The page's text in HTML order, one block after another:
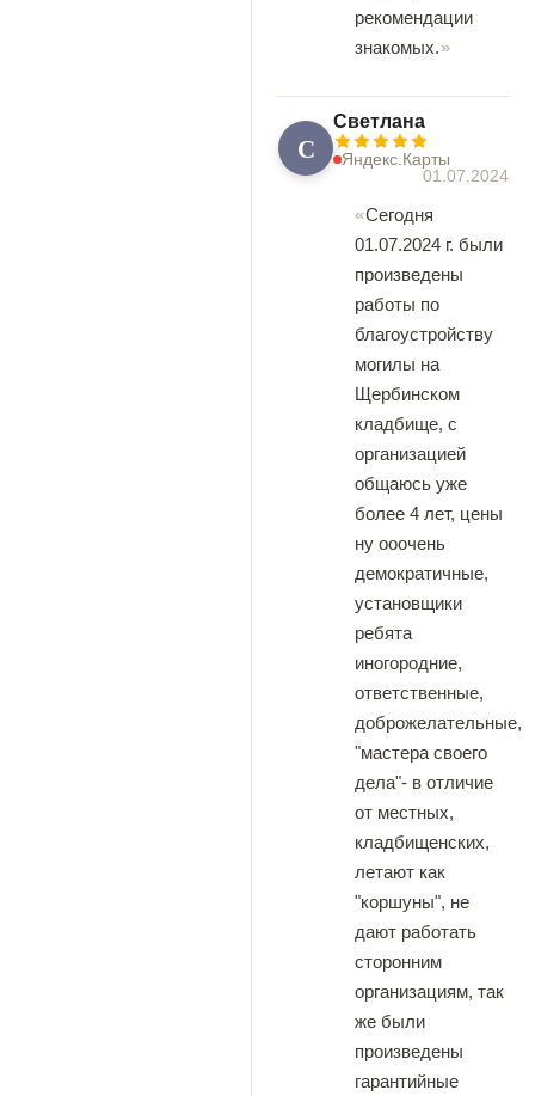
рекомендации
знакомых.
С
Светлана
Яндекс.Карты
01.07.2024
Сегодня
01.07.2024 г. были
произведены
работы по
благоустройству
могилы на
Щербинском
кладбище, с
организацией
общаюсь уже
более 4 лет, цены
ну ооочень
демократичные,
установщики
ребята
иногородние,
ответственные,
доброжелательные,
"мастера своего
дела"- в отличие
от местных,
кладбищенских,
летают как
"коршуны", не
дают работать
сторонним
организациям, так
же были
произведены
гарантийные